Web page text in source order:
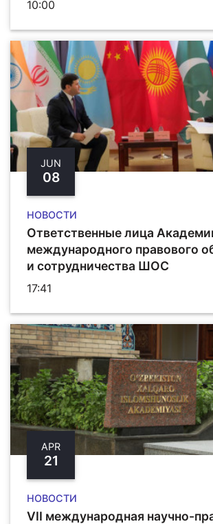
10:00
JUN
08
НОВОСТИ
Ответственные лица
международного правового
и сотрудничества ШОС
17:41
APR
21
НОВОСТИ
VII международная научно-